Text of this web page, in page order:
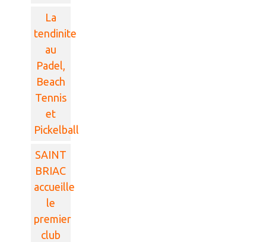
La
tendinite
au
Padel,
Beach
Tennis
et
Pickelball
SAINT
BRIAC
accueille
le
premier
club